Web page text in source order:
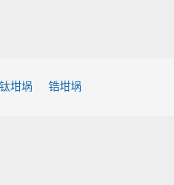
钛坩埚 锆坩埚